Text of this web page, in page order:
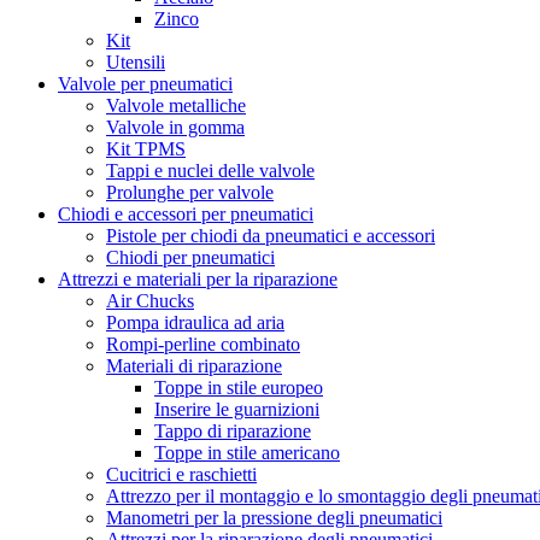
Zinco
Kit
Utensili
Valvole per pneumatici
Valvole metalliche
Valvole in gomma
Kit TPMS
Tappi e nuclei delle valvole
Prolunghe per valvole
Chiodi e accessori per pneumatici
Pistole per chiodi da pneumatici e accessori
Chiodi per pneumatici
Attrezzi e materiali per la riparazione
Air Chucks
Pompa idraulica ad aria
Rompi-perline combinato
Materiali di riparazione
Toppe in stile europeo
Inserire le guarnizioni
Tappo di riparazione
Toppe in stile americano
Cucitrici e raschietti
Attrezzo per il montaggio e lo smontaggio degli
Manometri per la pressione degli pneumatici